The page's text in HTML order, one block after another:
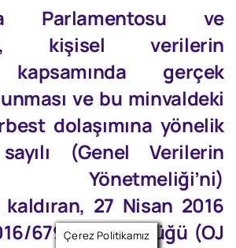
ve
kişisel verilerin
gerçek
ve bu minvaldeki
dolaşımına yönelik
(Genel Verilerin
Yönetmeliği’ni)
27 Nisan 2016
679 sayılı Tüzüğü (OJ
Çerez Politikamız